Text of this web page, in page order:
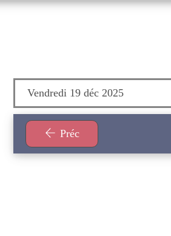
Vendredi 19 déc 2025
Préc